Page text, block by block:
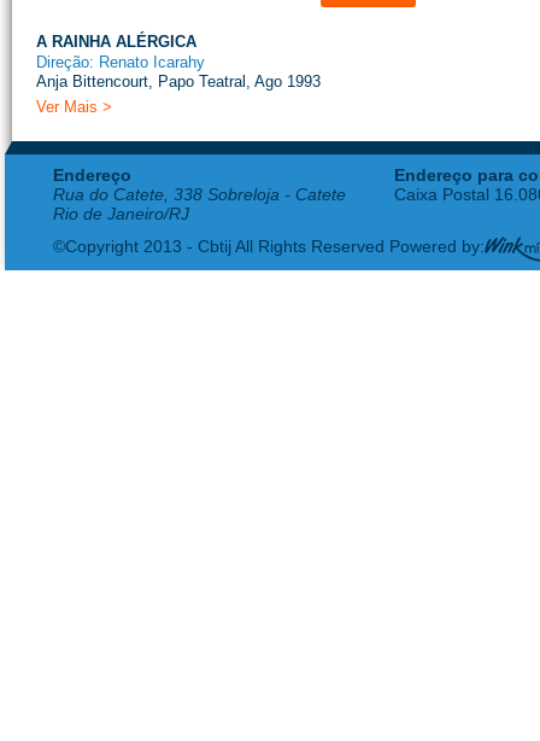
A RAINHA ALÉRGICA
Direção: Renato Icarahy
Anja Bittencourt, Papo Teatral, Ago 1993
Ver Mais >
Endereço
Rua do Catete, 338 Sobreloja - Catete
Rio de Janeiro/RJ
Endereço para
Caixa Postal
©Copyright 2013 - Cbtij All Rights Reserved Powered by: